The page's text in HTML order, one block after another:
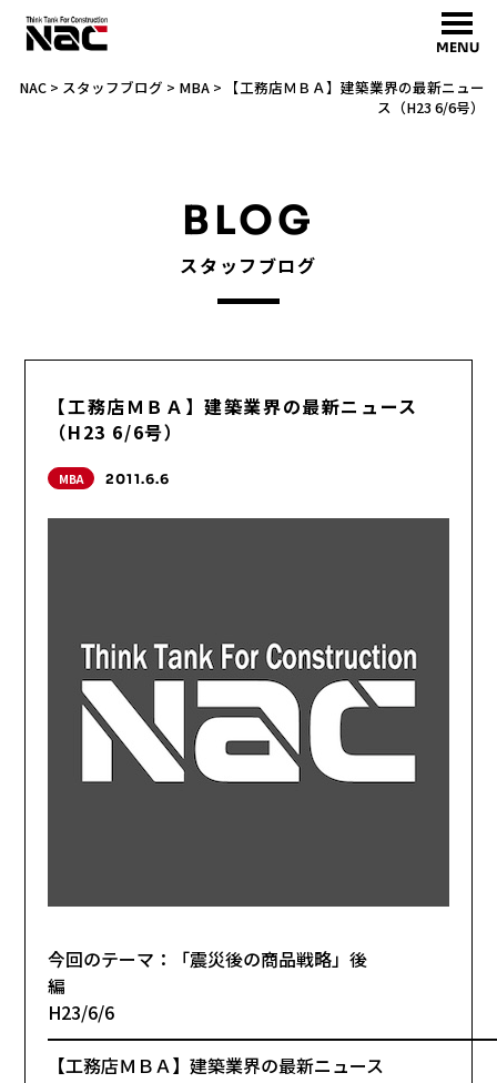
MENU
NAC> スタッフブログ > MBA>
【工務店ＭＢＡ】建築業界の最新ニュー
ス（H23 6/6号）
BLOG
スタッフブログ
【工務店ＭＢＡ】建築業界の最新ニュース
（H23 6/6号）
MBA 2011.6.6
今回のテーマ：「震災後の商品戦略」後
編
H23/6/6
【工務店ＭＢＡ】建築業界の最新ニュース